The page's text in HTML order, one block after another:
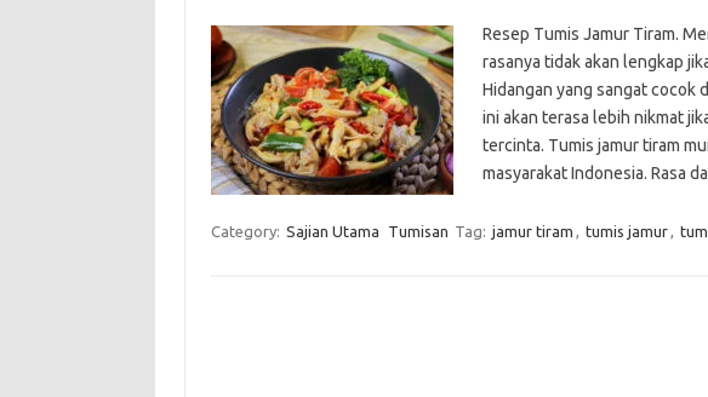
Resep Tumis Jamur Tiram.
rasanya tidak akan lengkap
Hidangan yang sangat cocok
ini akan terasa lebih nikmat
tercinta. Tumis jamur tiram
masyarakat Indonesia. Rasa
Category: Sajian Utama Tumisan Tag: jamur tiram tumis jamur